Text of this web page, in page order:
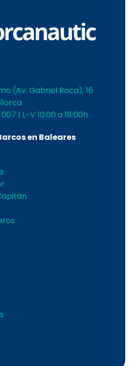
(Av. Gabriel Roca), 16
| L-V 10:00 a 18:00h
en Baleares